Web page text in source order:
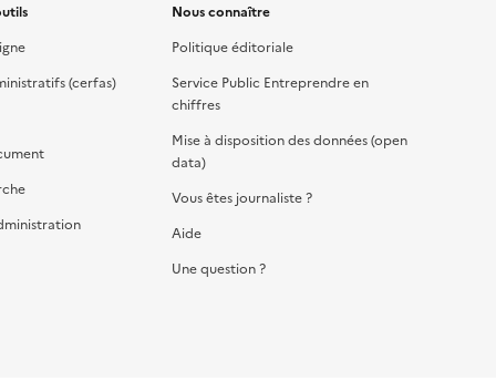
(cerfas)
Nous connaître
Politique éditoriale
Service Public Entreprendre en
chiffres
Mise à disposition des données (open
data)
Vous êtes journaliste ?
Aide
Une question ?